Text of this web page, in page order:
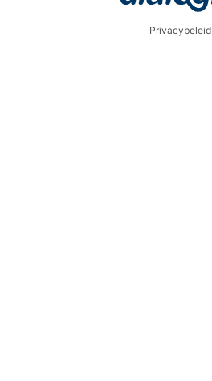
Privacybeleid